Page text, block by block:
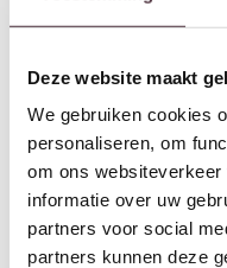
We gebruiken cookies
om ons websiteverkeer
informatie over uw
partners voor social
partners kunnen deze
informatie die u aan ze
verzameld op basis
Materiaal
Merk
Gemonteerd geleverd